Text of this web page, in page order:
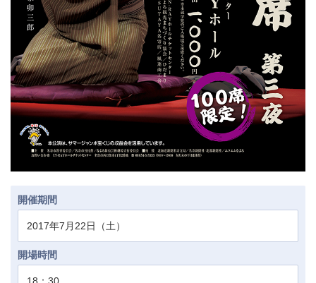
開催期間
2017年7月22日（土）
開場時間